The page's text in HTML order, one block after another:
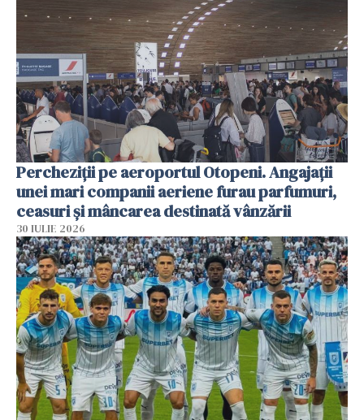
Percheziții pe aeroportul Otopeni. Angajații
unei mari companii aeriene furau parfumuri,
ceasuri și mâncarea destinată vânzării
30 IULIE 2026